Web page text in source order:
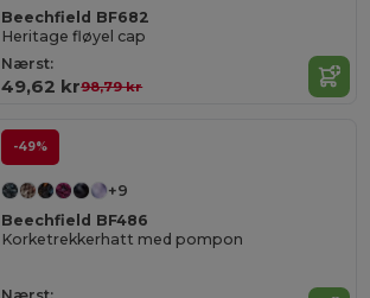
Beechfield BF682
Heritage fløyel cap
Nærst:
49,62 kr98,79 kr
-49%
+9
Beechfield BF486
Korketrekkerhatt med pompon